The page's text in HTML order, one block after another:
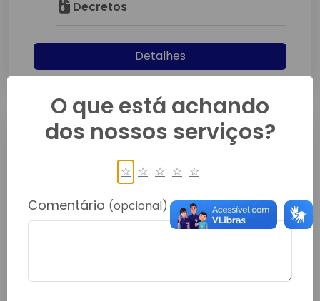
Decretos
Detalhes
DECRETO Nº 282-2024
O que está achando
dos nossos serviços?
☆ ☆ ☆ ☆ ☆
Comentário (opcional)